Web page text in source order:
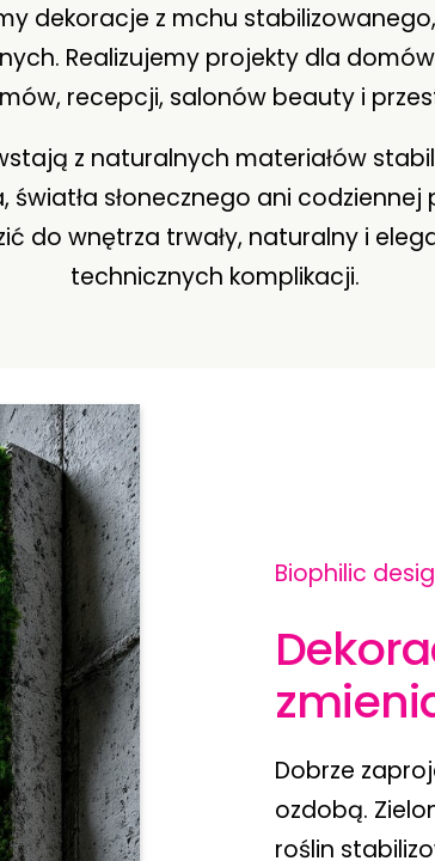
dekoracje z mchu
Realizujemy projekty dla
recepcji, salonów beauty i
z naturalnych materiałów
słonecznego ani codziennej
do wnętrza trwały, naturalny i
technicznych komplikacji.
Biophilic
Dobrze
ozdobą.
roślin